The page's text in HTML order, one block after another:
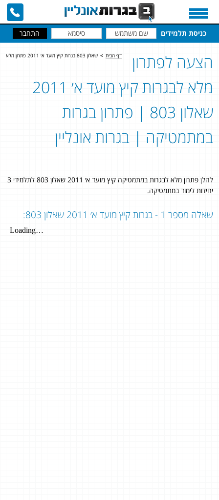
כניסת תלמידים
דף הבית > שאלון 803 בגרות קיץ מועד א׳ 2011 פתרון מלא
הצעה לפתרון
מלא לבגרות קיץ מועד א׳ 2011
שאלון 803 | פתרון בגרות
במתמטיקה | בגרות אונליין
להלן פתרון מלא לבגרות במתמטיקה קיץ מועד א׳ 2011 שאלון 803 לתלמידי 3
יחידות לימוד במתמטיקה.
שאלה מספר 1 - בגרות קיץ מועד א׳ 2011 שאלון 803: